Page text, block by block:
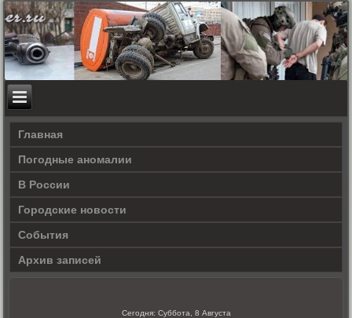
Главная
Погодные аномалии
В России
Городские новости
События
Архив записей
Сегодня: Суббота, 8 Августа